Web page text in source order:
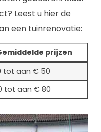
Leest u hier de
een tuinrenovatie:
prijzen
tot aan € 50
tot aan € 80